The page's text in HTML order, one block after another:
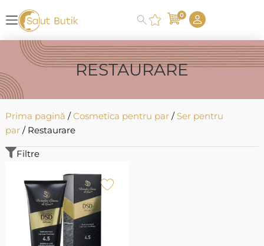
0
RESTAURARE
Prima pagină /Cosmetica pentru par/ Ser pentru
par/ Restaurare
Filtre